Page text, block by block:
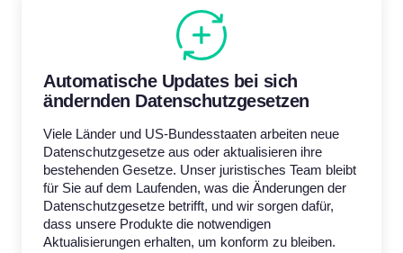
Automatische Updates bei sich
ändernden Datenschutzgesetzen
Viele Länder und US-Bundesstaaten arbeiten neue
Datenschutzgesetze aus oder aktualisieren ihre
bestehenden Gesetze. Unser juristisches Team bleibt
für Sie auf dem Laufenden, was die Änderungen der
Datenschutzgesetze betrifft, und wir sorgen dafür,
dass unsere Produkte die notwendigen
Aktualisierungen erhalten, um konform zu bleiben.